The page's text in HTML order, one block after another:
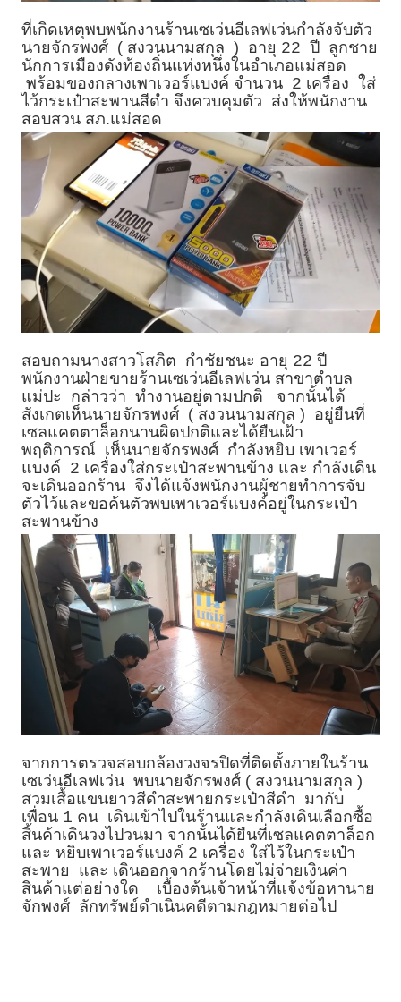
ที่เกิดเหตุพบพนักงานร้านเซเว่นอีเลฟเว่นกำลังจับตัว
นายจักรพงศ์ ( สงวนนามสกุล ) อายุ 22 ปี ลูกชาย
นักการเมืองดังท้องถิ่นแห่งหนึ่งในอำเภอแม่สอด
พร้อมของกลางเพาเวอร์แบงค์ จำนวน 2 เครื่อง ใส่
ไว้กระเป๋าสะพานสีดำ จึงควบคุมตัว ส่งให้พนักงาน
สอบสวน สภ.แม่สอด
สอบถามนางสาวโสภิต กำชัยชนะ อายุ 22 ปี
พนักงานฝ่ายขายร้านเซเว่นอีเลฟเว่น สาขาตำบล
แม่ปะ กล่าวว่า ทำงานอยู่ตามปกติ จากนั้นได้
สังเกตเห็นนายจักรพงศ์ ( สงวนนามสกุล ) อยู่ยืนที่
เซลแคตตาล็อกนานผิดปกติและได้ยืนเฝ้า
พฤติการณ์ เห็นนายจักรพงศ์ กำลังหยิบ เพาเวอร์
แบงค์ 2 เครื่องใส่กระเป๋าสะพานข้าง และ กำลังเดิน
จะเดินออกร้าน จึงได้แจ้งพนักงานผู้ชายทำการจับ
ตัวไว้และขอค้นตัวพบเพาเวอร์แบงค์อยู่ในกระเป๋า
สะพานข้าง
จากการตรวจสอบกล้องวงจรปิดที่ติดตั้งภายในร้าน
เซเว่นอีเลฟเว่น พบนายจักรพงศ์ ( สงวนนามสกุล )
สวมเสื้อแขนยาวสีดำสะพายกระเป๋าสีดำ มากับ
เพื่อน 1 คน เดินเข้าไปในร้านและกำลังเดินเลือกซื้อ
สิ้นค้าเดินวงไปวนมา จากนั้นได้ยืนที่เซลแคตตาล็อก
และ หยิบเพาเวอร์แบงค์ 2 เครื่อง ใส่ไว้ในกระเป๋า
สะพาย และ เดินออกจากร้านโดยไม่จ่ายเงินค่า
สินค้าแต่อย่างใด เบื้องต้นเจ้าหน้าที่แจ้งข้อหานาย
จักพงศ์ ลักทรัพย์ดำเนินคดีตามกฎหมายต่อไป